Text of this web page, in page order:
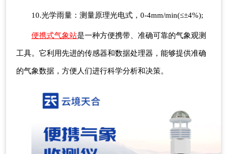
10.光学雨量：测量原理光电式，0-4mm/min(≤±4%);
便携式气象站是一种方便携带、准确可靠的气象观测
工具。它利用先进的传感器和数据处理器，能够提供准确
的气象数据，方便人们进行科学分析和决策。